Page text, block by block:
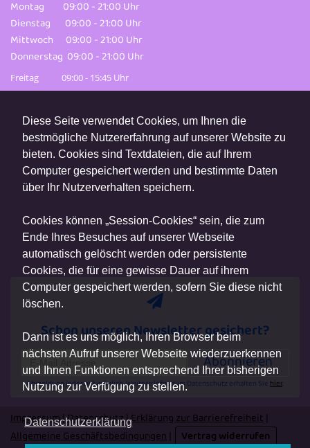
Diese Seite verwendet Cookies, um Ihnen die
bestmögliche Nutzererfahrung auf unserer Website zu
bieten. Cookies sind Textdateien, die auf Ihrem
Computer gespeichert werden und bestimmte Daten
über Ihr Nutzerverhalten speichern.
Cookies können „Session-Cookies“ sein, die zum
Ende Ihres Besuches auf unserer Webseite
automatisch gelöscht werden oder persistente
Cookies, die für eine gewisse Dauer auf ihrem
Computer gespeichert werden, sofern Sie diese nicht
löschen.
Dann ist es uns möglich, Ihren Browser beim
nächsten Aufruf unserer Webseite wiederzuerkennen
und Ihnen Funktionen entsprechend Ihrer bisherigen
Nutzung zur Verfügung zu stellen.
Datenschutzerklärung
Montag 09:00 - 21:00 Uhr
Dienstag 09:00 - 21:00 Uhr
Mittwoch 09:00 - 21:00 Uhr
Donnerstag 09:00 - 21:00 Uhr
Freitag 09:00 - 15:45 Uhr
Schon unseren Newsletter gesichert?
Abonnieren
Abmeldung jederzeit möglich. Weitere Infos zum Datenschutz erhalten Siehier.
Impressum|Datenschutz|Erklärung zur Barrierefreiheit|
Allgemeine Geschäftsbedingungen|
Vertrag widerrufen